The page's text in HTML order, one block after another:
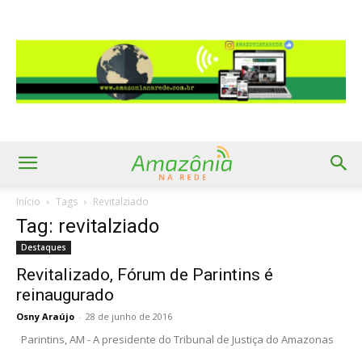
Início Tags Revitalziado
Tag: revitalziado
Destaques
Revitalizado, Fórum de Parintins é
reinaugurado
Osny Araújo - 28 de junho de 2016
Parintins, AM - A presidente do Tribunal de Justiça do Amazonas